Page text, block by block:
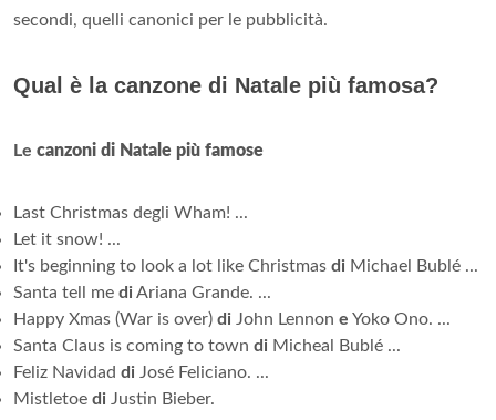
secondi, quelli canonici per le pubblicità.
Qual è la canzone di Natale più famosa?
Le canzoni di Natale più famose
Last Christmas degli Wham! ...
Let it snow! ...
It's beginning to look a lot like Christmas di Michael Bublé ...
Santa tell me diAriana Grande. ...
Happy Xmas (War is over) di John Lennon e Yoko Ono. ...
Santa Claus is coming to town di Micheal Bublé ...
Feliz Navidad di José Feliciano. ...
Mistletoe di Justin Bieber.